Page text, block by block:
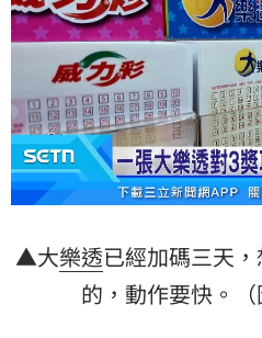
▲大樂透已經加碼三天
的，動作要快。（